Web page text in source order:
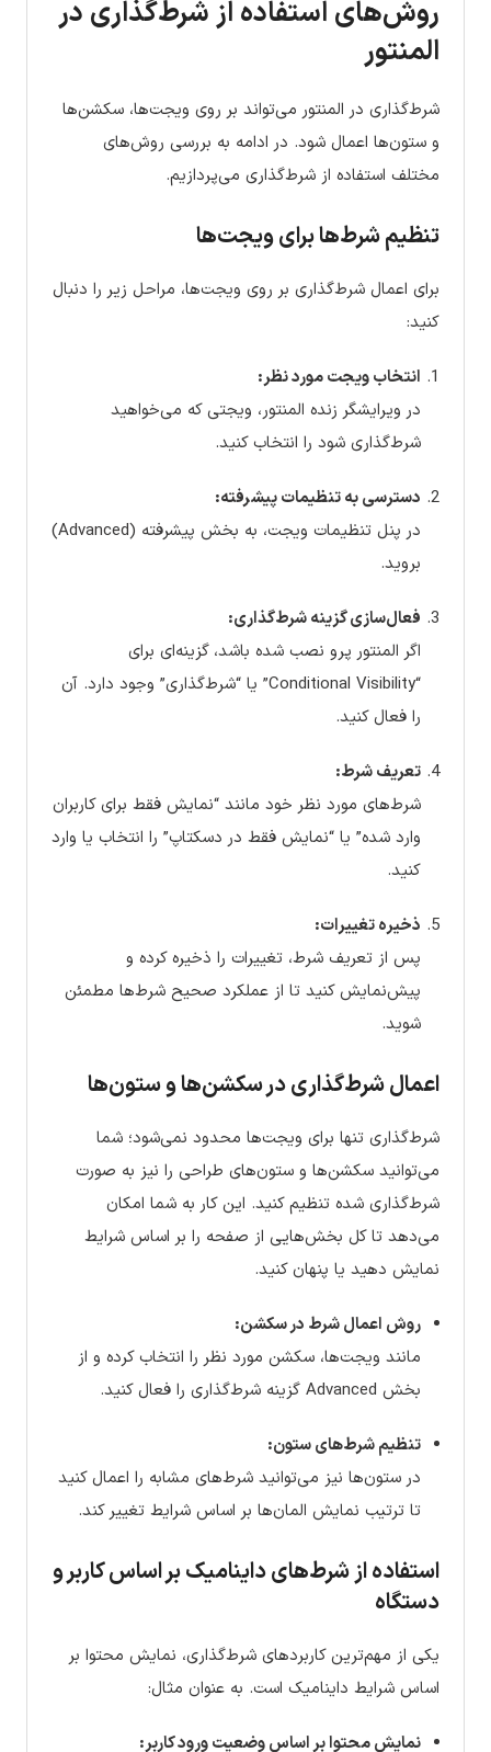
روش‌های استفاده از شرط‌گذاری در
المنتور
شرط‌گذاری در المنتور می‌تواند بر روی ویجت‌ها، سکشن‌ها
و ستون‌ها اعمال شود. در ادامه به بررسی روش‌های
مختلف استفاده از شرط‌گذاری می‌پردازیم.
تنظیم شرط‌ها برای ویجت‌ها
برای اعمال شرط‌گذاری بر روی ویجت‌ها، مراحل زیر را دنبال
کنید:
انتخاب ویجت مورد نظر:
در ویرایشگر زنده المنتور، ویجتی که می‌خواهید
شرط‌گذاری شود را انتخاب کنید.
دسترسی به تنظیمات پیشرفته:
در پنل تنظیمات ویجت، به بخش پیشرفته (Advanced)
بروید.
فعال‌سازی گزینه شرط‌گذاری:
اگر المنتور پرو نصب شده باشد، گزینه‌ای برای
“Conditional Visibility” یا “شرط‌گذاری” وجود دارد. آن
را فعال کنید.
تعریف شرط:
شرط‌های مورد نظر خود مانند “نمایش فقط برای کاربران
وارد شده” یا “نمایش فقط در دسکتاپ” را انتخاب یا وارد
کنید.
ذخیره تغییرات:
پس از تعریف شرط، تغییرات را ذخیره کرده و
پیش‌نمایش کنید تا از عملکرد صحیح شرط‌ها مطمئن
شوید.
اعمال شرط‌گذاری در سکشن‌ها و ستون‌ها
شرط‌گذاری تنها برای ویجت‌ها محدود نمی‌شود؛ شما
می‌توانید سکشن‌ها و ستون‌های طراحی را نیز به صورت
شرط‌گذاری شده تنظیم کنید. این کار به شما امکان
می‌دهد تا کل بخش‌هایی از صفحه را بر اساس شرایط
نمایش دهید یا پنهان کنید.
روش اعمال شرط در سکشن:
مانند ویجت‌ها، سکشن مورد نظر را انتخاب کرده و از
بخش Advanced گزینه شرط‌گذاری را فعال کنید.
تنظیم شرط‌های ستون:
در ستون‌ها نیز می‌توانید شرط‌های مشابه را اعمال کنید
تا ترتیب نمایش المان‌ها بر اساس شرایط تغییر کند.
استفاده از شرط‌های داینامیک بر اساس کاربر و
دستگاه
یکی از مهم‌ترین کاربردهای شرط‌گذاری، نمایش محتوا بر
اساس شرایط داینامیک است. به عنوان مثال:
نمایش محتوا بر اساس وضعیت ورود کاربر: